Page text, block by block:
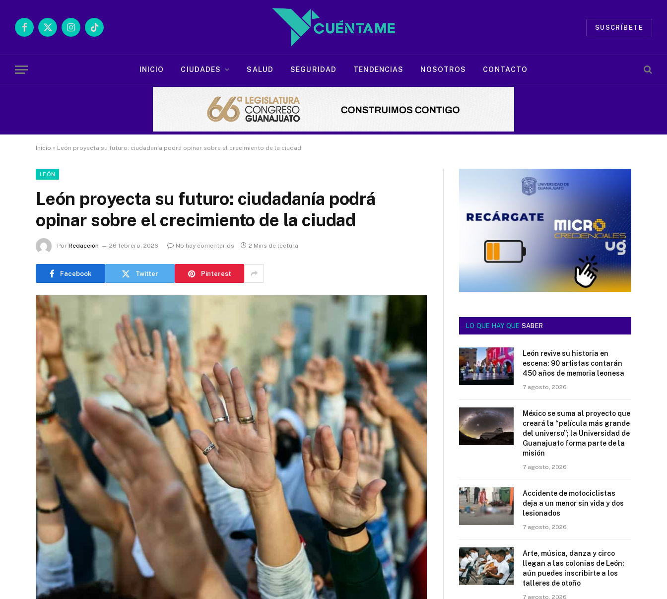
Facebook
X
InstagramTikTok
SUSCRÍBETE
INICIO CIUDADES SALUD SEGURIDAD TENDENCIAS NOSOTROS CONTACTO
Inicio » León proyecta su futuro: ciudadanía podrá opinar sobre el crecimiento de la ciudad
LEÓN
León proyecta su futuro: ciudadanía podrá
opinar sobre el crecimiento de la ciudad
Por Redacción 26 febrero, 2026 No hay comentarios 2 Mins de lectura
Facebook Twitter Pinterest
LO QUE HAY QUE SABER
León revive su historia en
escena: 90 artistas contarán
450 años de memoria leonesa
7 agosto, 2026
México se suma al proyecto que
creará la “película más grande
del universo”; la Universidad de
Guanajuato forma parte de la
misión
7 agosto, 2026
Accidente de motociclistas
deja a un menor sin vida y dos
lesionados
7 agosto, 2026
Arte, música, danza y circo
llegan a las colonias de León;
aún puedes inscribirte a los
talleres de otoño
7 agosto, 2026